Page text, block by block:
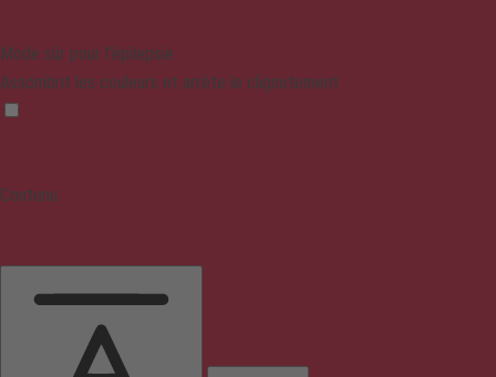
Mode sûr pour l'épilepsie
Assombrit les couleurs et arrête le clignotement
Contenu